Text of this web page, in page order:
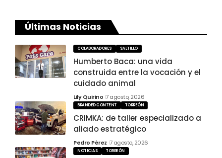
Últimas Noticias
COLABORADORES SALTILLO
Humberto Baca: una vida
construida entre la vocación y el
cuidado animal
Lily Quirino 7 agosto, 2026
BRANDED CONTENT TORREÓN
CRIMKA: de taller especializado a
aliado estratégico
Pedro Pérez 7 agosto, 2026
NOTICIAS TORREÓN